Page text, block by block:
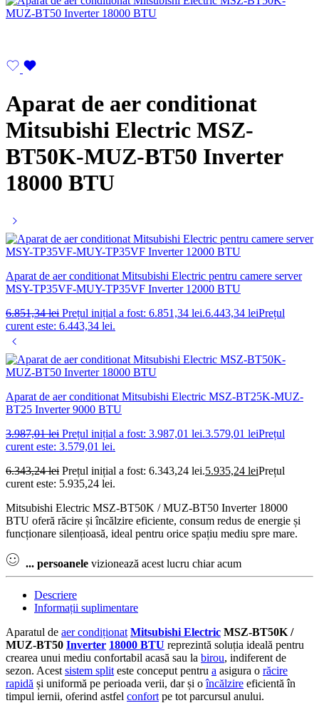
Aparat de aer conditionat
Mitsubishi Electric MSZ-
BT50K-MUZ-BT50 Inverter
18000 BTU
Aparat de aer conditionat Mitsubishi Electric pentru camere server
MSY-TP35VF-MUY-TP35VF Inverter 12000 BTU
6.851,34lei Prețul inițial a fost: 6.851,34 lei.6.443,34 leiPrețul
curent este: 6.443,34 lei.
Aparat de aer conditionat Mitsubishi Electric MSZ-BT25K-MUZ-
BT25 Inverter 9000 BTU
3.987,01lei Prețul inițial a fost: 3.987,01 lei.3.579,01 leiPrețul
curent este: 3.579,01 lei.
6.343,24lei Prețul inițial a fost: 6.343,24 lei.5.935,24 leiPrețul
curent este: 5.935,24 lei.
Mitsubishi Electric MSZ-BT50K / MUZ-BT50 Inverter 18000
BTU oferă răcire și încălzire eficiente, consum redus de energie și
funcționare silențioasă, ideal pentru orice spațiu mediu spre mare.
... persoanele vizionează acest lucru chiar acum
Descriere
Informații suplimentare
Aparatul de aer condiționat Mitsubishi Electric MSZ-BT50K /
MUZ-BT50 Inverter 18000 BTU reprezintă soluția ideală pentru
crearea unui mediu confortabil acasă sau la birou, indiferent de
sezon. Acest sistem split este conceput pentru a asigura o răcire
rapidă și uniformă pe perioada verii, dar și oîncălzire eficientă în
timpul iernii, oferind astfel confort pe tot parcursul anului.